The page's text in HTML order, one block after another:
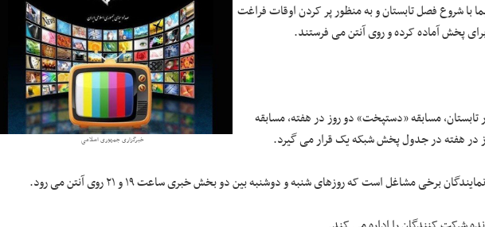
خبرگزاری جمهوری اسلامی
با شروع فصل تابستان و به منظور پر کردن اوقات فراغت
پخش آماده کرده و روی آنتن می فرستند.
مسابقه «دستپخت» دو روز در هفته، مسابقه
در هفته در جدول پخش شبکه یک قرار می گیرد.
برخی مشاغل است که روزهای شنبه و دوشنبه بین دو بخش خبری ساعت ۱۹ و ۲۱ روی آنتن می رود.